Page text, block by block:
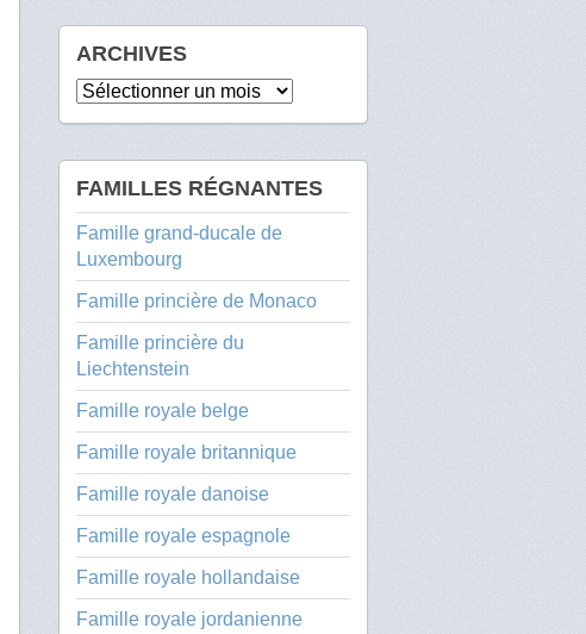
ARCHIVES
Archives
FAMILLES RÉGNANTES
Famille grand-ducale de
Luxembourg
Famille princière de Monaco
Famille princière du
Liechtenstein
Famille royale belge
Famille royale britannique
Famille royale danoise
Famille royale espagnole
Famille royale hollandaise
Famille royale jordanienne